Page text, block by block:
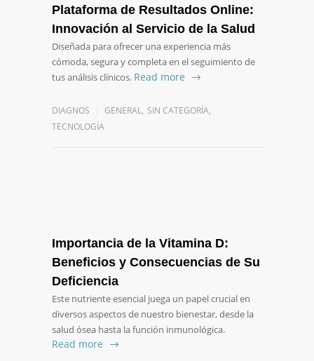
Plataforma de Resultados Online:
Innovación al Servicio de la Salud
Diseñada para ofrecer una experiencia más
cómoda, segura y completa en el seguimiento de
tus análisis clínicos. Read more
DIAGNOS GENERAL, SIN CATEGORÍA,
TECNOLOGÍA
Importancia de la Vitamina D:
Beneficios y Consecuencias de Su
Deficiencia
Este nutriente esencial juega un papel crucial en
diversos aspectos de nuestro bienestar, desde la
salud ósea hasta la función inmunológica.
Read more